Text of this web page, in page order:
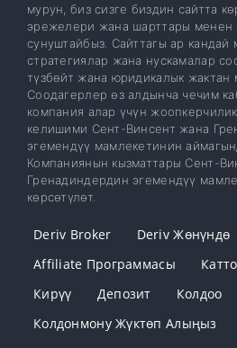
мурун, биз сизге биздин сайтта
эрежелери жана шарттары менен
сунуштайбыз. Сайттагы ар кандай
стратегиялар жана нускамалар
түзбөйт жана юридикалык жактан
Соодагерлер өз алдынча чечим
компания алар үчүн
келишими Сент-Винсент жана
эгемендүү мамлекетинин
Компаниянын кызматтары Сент-
Гренадиндердин эгемендүү
көрсөтүлөт.
Deriv Broker
Deriv Жөнүндө
Affiliate Программасы
Кирүү
Депозит Колдоо
Колдонмону Жүктөп Алыңыз